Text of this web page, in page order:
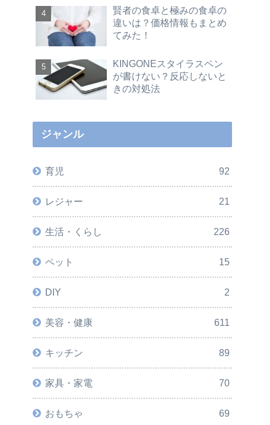
賢者の食卓と極みの食卓の
違いは？価格情報もまとめ
てみた！
KINGONEスタイラスペン
が書けない？反応しないと
きの対処法
ジャンル
育児 92
レジャー 21
生活・くらし 226
ペット 15
DIY 2
美容・健康 611
キッチン 89
家具・家電 70
おもちゃ 69